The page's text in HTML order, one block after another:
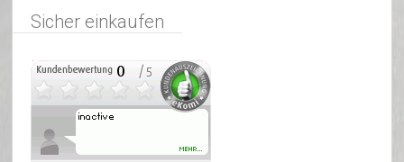
Sicher einkaufen